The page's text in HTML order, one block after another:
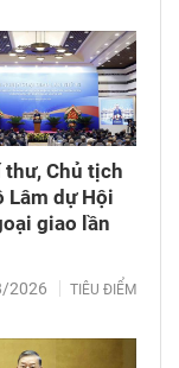
thư, Chủ tịch
Lâm dự Hội
giao lần
2026 TIÊU ĐIỂM